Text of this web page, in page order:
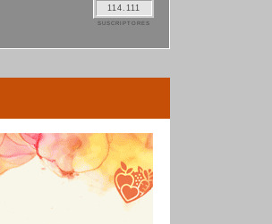
114.111
SUSCRIPTORES